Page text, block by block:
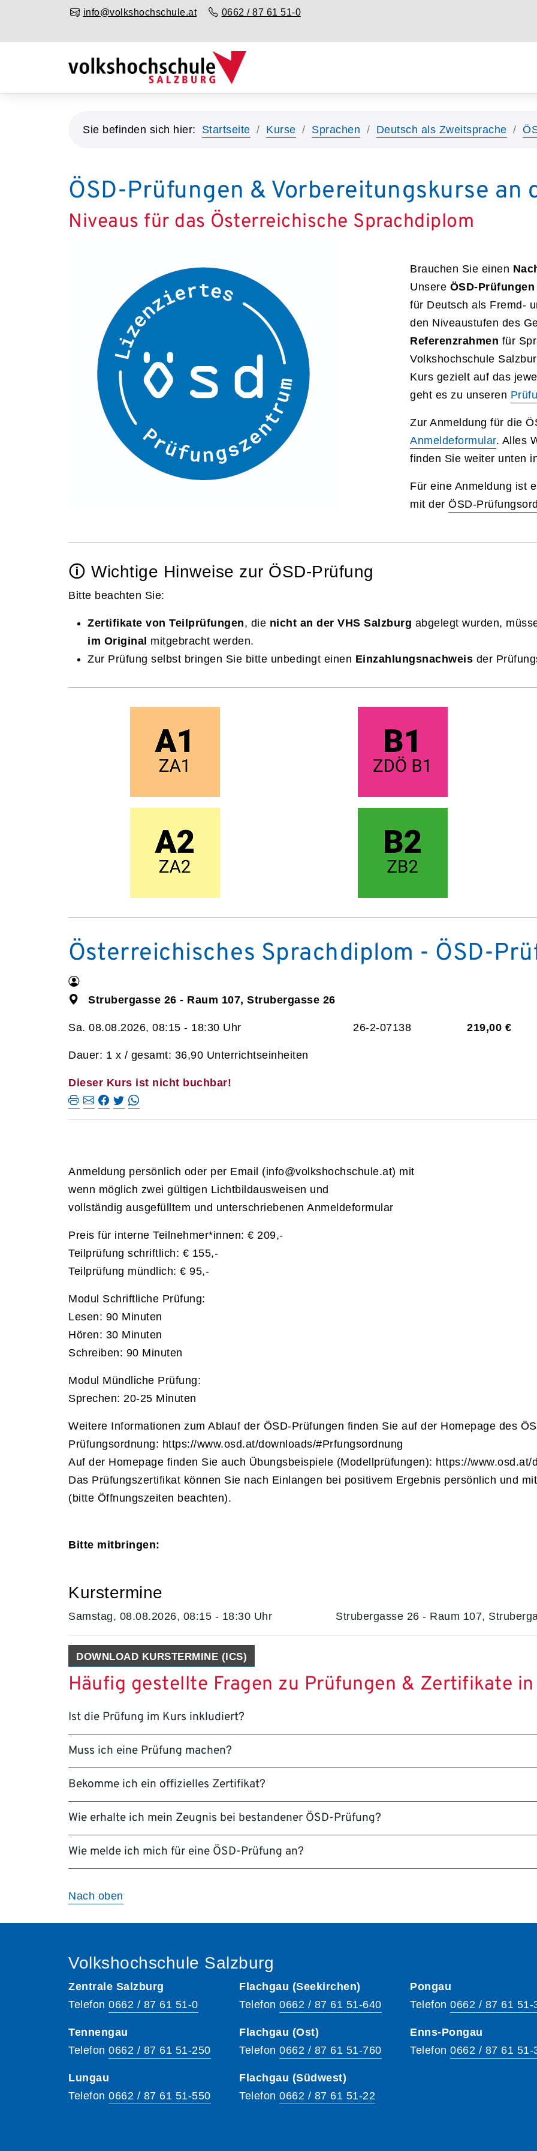
info@volkshochschule.at 0662 / 87 61 51-0
Sie befinden sich hier: Startseite Kurse Sprachen Deutsch als Zweitsprache
ÖSD-Prüfungen & Vorbereitungskurse an
Niveaus für das Österreichische Sprachdiplom
Brauchen Sie einen
Unsere ÖSD-
für Deutsch als Fremd-
den Niveaustufen des
Referenzrahmen für
Volkshochschule
Kurs gezielt auf das
geht es zu unseren
Zur Anmeldung für die
Anmeldeformular. Alles
finden Sie weiter unten
Für eine Anmeldung ist
mit der ÖSD-
🛈 Wichtige Hinweise zur ÖSD-Prüfung
Bitte beachten Sie:
Zertifikate von Teilprüfungen, die nicht an der VHS Salzburg abgelegt wurden,
im Original mitgebracht werden.
Zur Prüfung selbst bringen Sie bitte unbedingt einen Einzahlungsnachweis der
Österreichisches Sprachdiplom - ÖSD-
Strubergasse 26 - Raum 107, Strubergasse 26
Sa. 08.08.2026, 08:15 - 18:30 Uhr 26-2-07138 219,00 €
Dauer: 1 x / gesamt: 36,90 Unterrichtseinheiten
Dieser Kurs ist nicht buchbar!
Anmeldung persönlich oder per Email (info@volkshochschule.at) mit
wenn möglich zwei gültigen Lichtbildausweisen und
vollständig ausgefülltem und unterschriebenen Anmeldeformular
Preis für interne Teilnehmer*innen: € 209,-
Teilprüfung schriftlich: € 155,-
Teilprüfung mündlich: € 95,-
Modul Schriftliche Prüfung:
Lesen: 90 Minuten
Hören: 30 Minuten
Schreiben: 90 Minuten
Modul Mündliche Prüfung:
Sprechen: 20-25 Minuten
Weitere Informationen zum Ablauf der ÖSD-Prüfungen finden Sie auf der Homepage des
Prüfungsordnung: https://www.osd.at/downloads/#Prfungsordnung
Auf der Homepage finden Sie auch Übungsbeispiele (Modellprüfungen): https://
Das Prüfungszertifikat können Sie nach Einlangen bei positivem Ergebnis persönlich und
(bitte Öffnungszeiten beachten).
Bitte mitbringen:
Kurstermine
Samstag, 08.08.2026, 08:15 - 18:30 Uhr Strubergasse 26 - Raum 107,
DOWNLOAD KURSTERMINE (ICS)
Häufig gestellte Fragen zu Prüfungen & Zertifikate
Ist die Prüfung im Kurs inkludiert?
Muss ich eine Prüfung machen?
Bekomme ich ein offizielles Zertifikat?
Wie erhalte ich mein Zeugnis bei bestandener ÖSD-Prüfung?
Wie melde ich mich für eine ÖSD-Prüfung an?
Nach oben
Volkshochschule Salzburg
Zentrale Salzburg
Telefon 0662 / 87 61 51-0
Tennengau
Telefon 0662 / 87 61 51-250
Lungau
Telefon 0662 / 87 61 51-550
Flachgau (Seekirchen)
Telefon 0662 / 87 61 51-640
Flachgau (Ost)
Telefon 0662 / 87 61 51-760
Flachgau (Südwest)
Telefon 0662 / 87 61 51-22
Pongau
Telefon 0662 / 87 61 51-
Enns-Pongau
Telefon 0662 / 87 61 51-